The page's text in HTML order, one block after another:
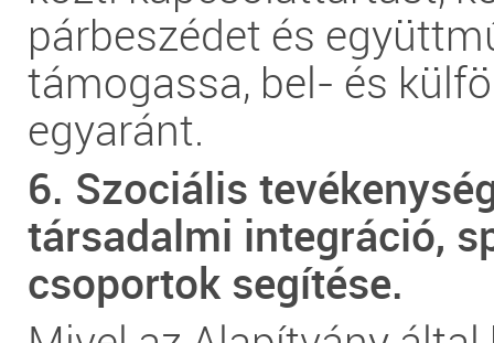
párbeszédet és
támogassa, bel- és
egyaránt.
6. Szociális
társadalmi integráció,
csoportok segítése.